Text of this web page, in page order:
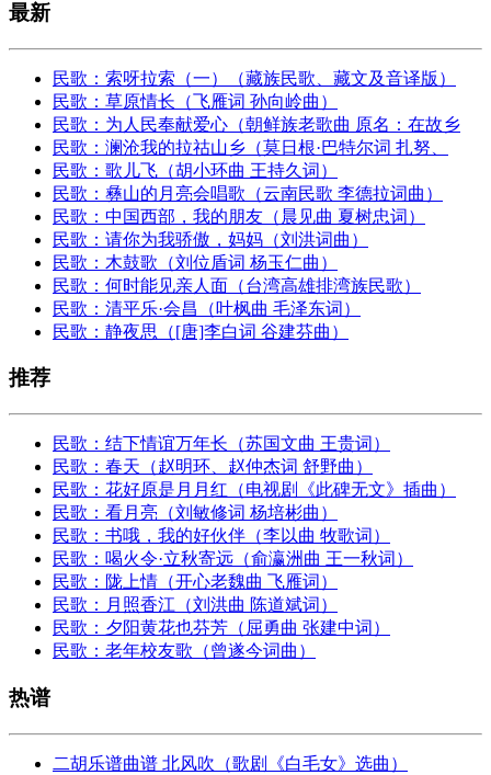
最新
民歌：索呀拉索（一）（藏族民歌、藏文及音译版）
民歌：草原情长（飞雁词 孙向岭曲）
民歌：为人民奉献爱心（朝鲜族老歌曲 原名：在故乡
民歌：澜沧我的拉祜山乡（莫日根·巴特尔词 扎努、
民歌：歌儿飞（胡小环曲 王持久词）
民歌：彝山的月亮会唱歌（云南民歌 李德拉词曲）
民歌：中国西部，我的朋友（晨见曲 夏树忠词）
民歌：请你为我骄傲，妈妈（刘洪词曲）
民歌：木鼓歌（刘位盾词 杨玉仁曲）
民歌：何时能见亲人面（台湾高雄排湾族民歌）
民歌：清平乐·会昌（叶枫曲 毛泽东词）
民歌：静夜思（[唐]李白词 谷建芬曲）
推荐
民歌：结下情谊万年长（苏国文曲 王贵词）
民歌：春天（赵明环、赵仲杰词 舒野曲）
民歌：花好原是月月红（电视剧《此碑无文》插曲）
民歌：看月亮（刘敏修词 杨培彬曲）
民歌：书哦，我的好伙伴（李以曲 牧歌词）
民歌：喝火令·立秋寄远（俞瀛洲曲 王一秋词）
民歌：陇上情（开心老魏曲 飞雁词）
民歌：月照香江（刘洪曲 陈道斌词）
民歌：夕阳黄花也芬芳（屈勇曲 张建中词）
民歌：老年校友歌（曾遂今词曲）
热谱
二胡乐谱曲谱 北风吹（歌剧《白毛女》选曲）